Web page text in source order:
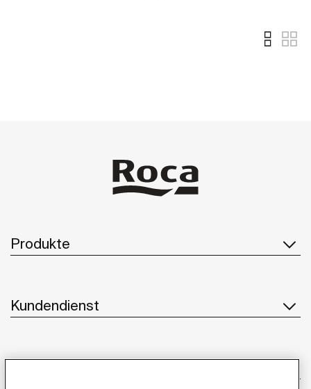
Produkte
Kundendienst